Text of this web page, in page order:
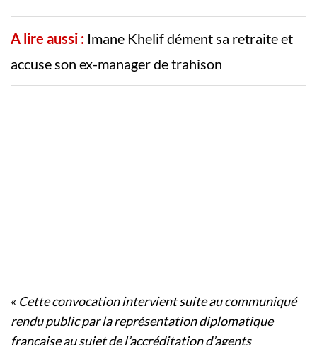
A lire aussi : Imane Khelif dément sa retraite et
accuse son ex-manager de trahison
« Cette convocation intervient suite au communiqué
rendu public par la représentation diplomatique
française au sujet de l’accréditation d’agents